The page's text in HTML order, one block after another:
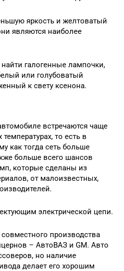
яркость и желтоватый
являются наиболее
галогенные лампочки,
или голубоватый
к свету ксенона.
встречаются чаще
то есть в
как тогда сеть больше
больше всего шансов
которые сделаны из
от малоизвестных,
электрической цепи.
производства
– АвтоВАЗ и GM. Авто
но наличие
делает его хорошим